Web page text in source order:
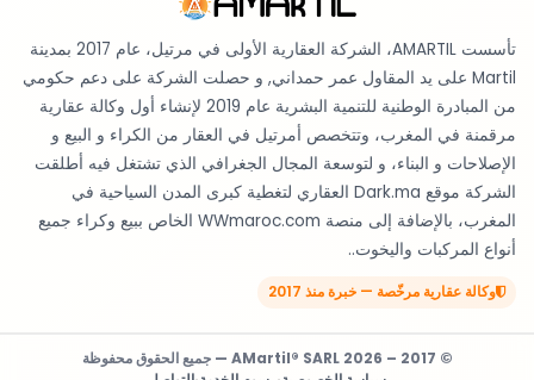
تأسست AMARTIL، الشركة العقارية الأولى في مرتيل، عام 2017 بمدينة
Martil على يد المقاول عمر حمداني, و حصلت الشركة على دعم حكومي
من المبادرة الوطنية للتنمية البشرية عام 2019 لإنشاء أول وكالة عقارية
مرقمنة في المغرب، وتتخصص أمرتيل في العقار من الكراء و البيع و
الإصلاحات و البناء، و لتوسعة المجال الجغرافي الذي تشتغل فيه أطلقت
الشركة موقع Dark.ma العقاري لتغطية كبرى المدن السياحية في
المغرب، بالإضافة إلى منصة WWmaroc.com الخاص ببيع وكراء جميع
أنواع المركبات واليخوت..
وكالة عقارية مرخّصة — خبرة منذ 2017
© 2017 – 2026 AMartil® SARL — جميع الحقوق محفوظة